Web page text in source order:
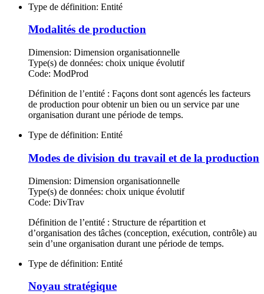
Type de définition: Entité
Modalités de production
Dimension: Dimension organisationnelle
Type(s) de données: choix unique évolutif
Code: ModProd
Définition de l’entité : Façons dont sont agencés les facteurs
de production pour obtenir un bien ou un service par une
organisation durant une période de temps.
Type de définition: Entité
Modes de division du travail et de la production
Dimension: Dimension organisationnelle
Type(s) de données: choix unique évolutif
Code: DivTrav
Définition de l’entité : Structure de répartition et
d’organisation des tâches (conception, exécution, contrôle) au
sein d’une organisation durant une période de temps.
Type de définition: Entité
Noyau stratégique